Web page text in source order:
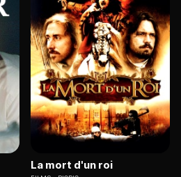
La mort d'un roi